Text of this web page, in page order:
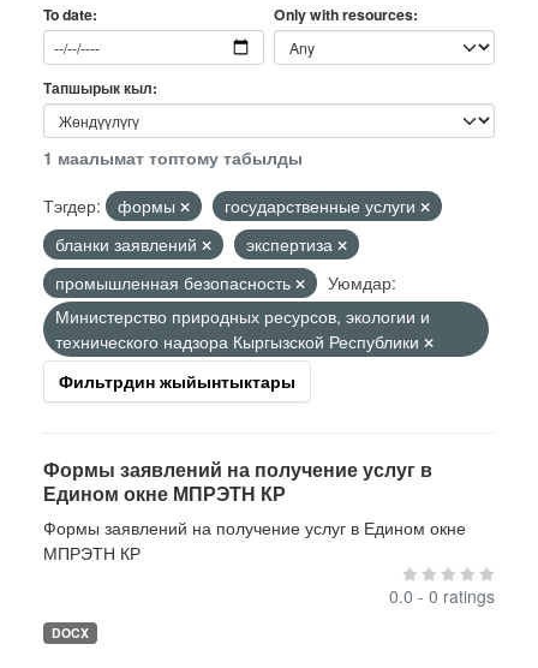
To date Only with resources
Тапшырык кыл
1 маалымат топтому табылды
Тэгдер:
формы
государственные услуги
бланки заявлений
экспертиза
промышленная безопасность
Уюмдар:
Министерство природных ресурсов, экологии и
технического надзора Кыргызской Республики
Фильтрдин жыйынтыктары
Формы заявлений на получение услуг в
Едином окне МПРЭТН КР
Формы заявлений на получение услуг в Едином окне
МПРЭТН КР
0.0 - 0 ratings
DOCX